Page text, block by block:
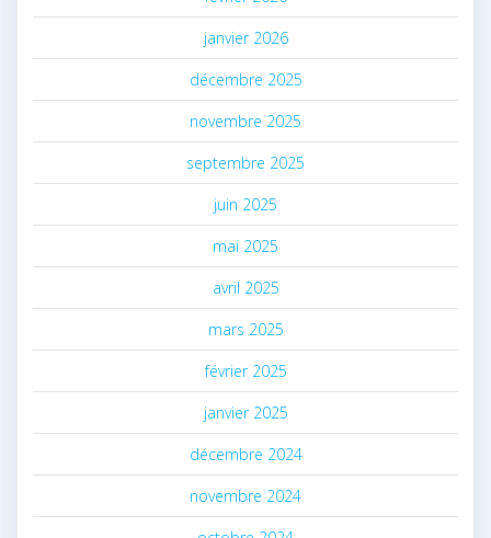
janvier 2026
décembre 2025
novembre 2025
septembre 2025
juin 2025
mai 2025
avril 2025
mars 2025
février 2025
janvier 2025
décembre 2024
novembre 2024